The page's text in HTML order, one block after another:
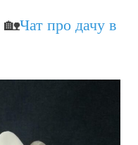
🏡Чат про дачу в